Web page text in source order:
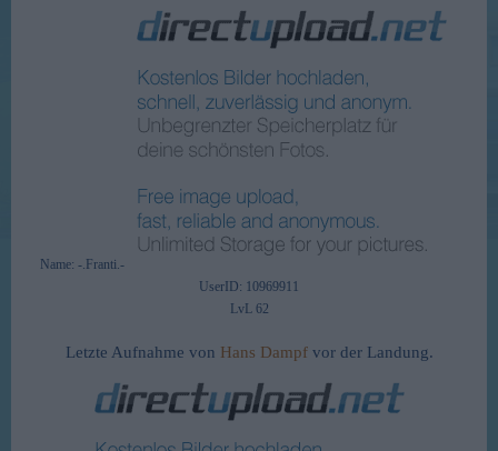
Name: -.Franti.-
UserID: 10969911
LvL 62
Letzte Aufnahme von Hans Dampfvor der Landung.